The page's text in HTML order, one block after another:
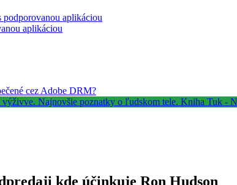
podporovanou aplikáciou
aplikáciou
cez Adobe DRM?
kde účinkuje Ron Hudson